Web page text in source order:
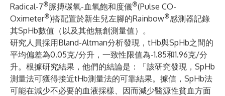
Radical-7®脈搏碳氧-血氧飽和度儀®(Pulse CO-
Oximeter®)搭配置於新生兒左腳的Rainbow®感測器記錄
其SpHb數值（以及其他無創測量值）。
研究人員採用Bland-Altman分析發現，tHb與SpHb之間的
平均偏差為0.05克/分升，一致性限值為-1.85和1.96克/分
升。根據研究結果，他們的結論是：「該研究發現，SpHb
測量法可獲得接近tHb測量法的可靠結果。據信，SpHb法
可能在減少不必要的血液採樣、因而減少醫源性貧血方面